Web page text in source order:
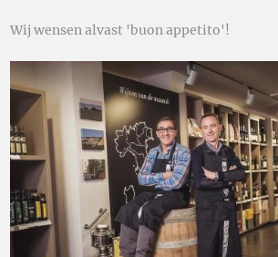
Wij wensen alvast 'buon appetito'!